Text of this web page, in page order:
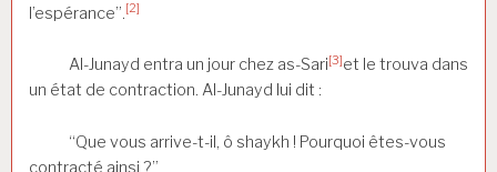
l’espérance”. [2]
Al-Junayd entra un jour chez as-Sari[3]et le trouva dans
un état de contraction. Al-Junayd lui dit :
“Que vous arrive-t-il, ô shaykh ! Pourquoi êtes-vous
contracté ainsi ?”